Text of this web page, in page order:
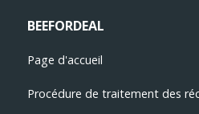
BEEFORDEAL
Page d'accueil
Procédure de traitement des